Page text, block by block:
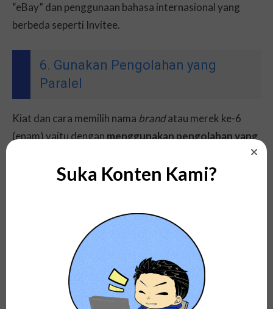
“eBay” dan penggunaan bahasa internasional yang
berbeda seperti Invitee.
6. Gunakan Pengolahan yang
Paralel
Kiat dan cara memilih nama brandatau merek ke-6
(enam) yaitu dengan menggunakan pengolahan yang
membutuhkan kreativitas maksimum.
Contohnya seperti Niagahoster yang memanfaatkan
beberapa proses kreatif yang berbeda pada saat yang
sama untuk memaksimalkan peluang keberhasilan.
Suka Konten Kami?